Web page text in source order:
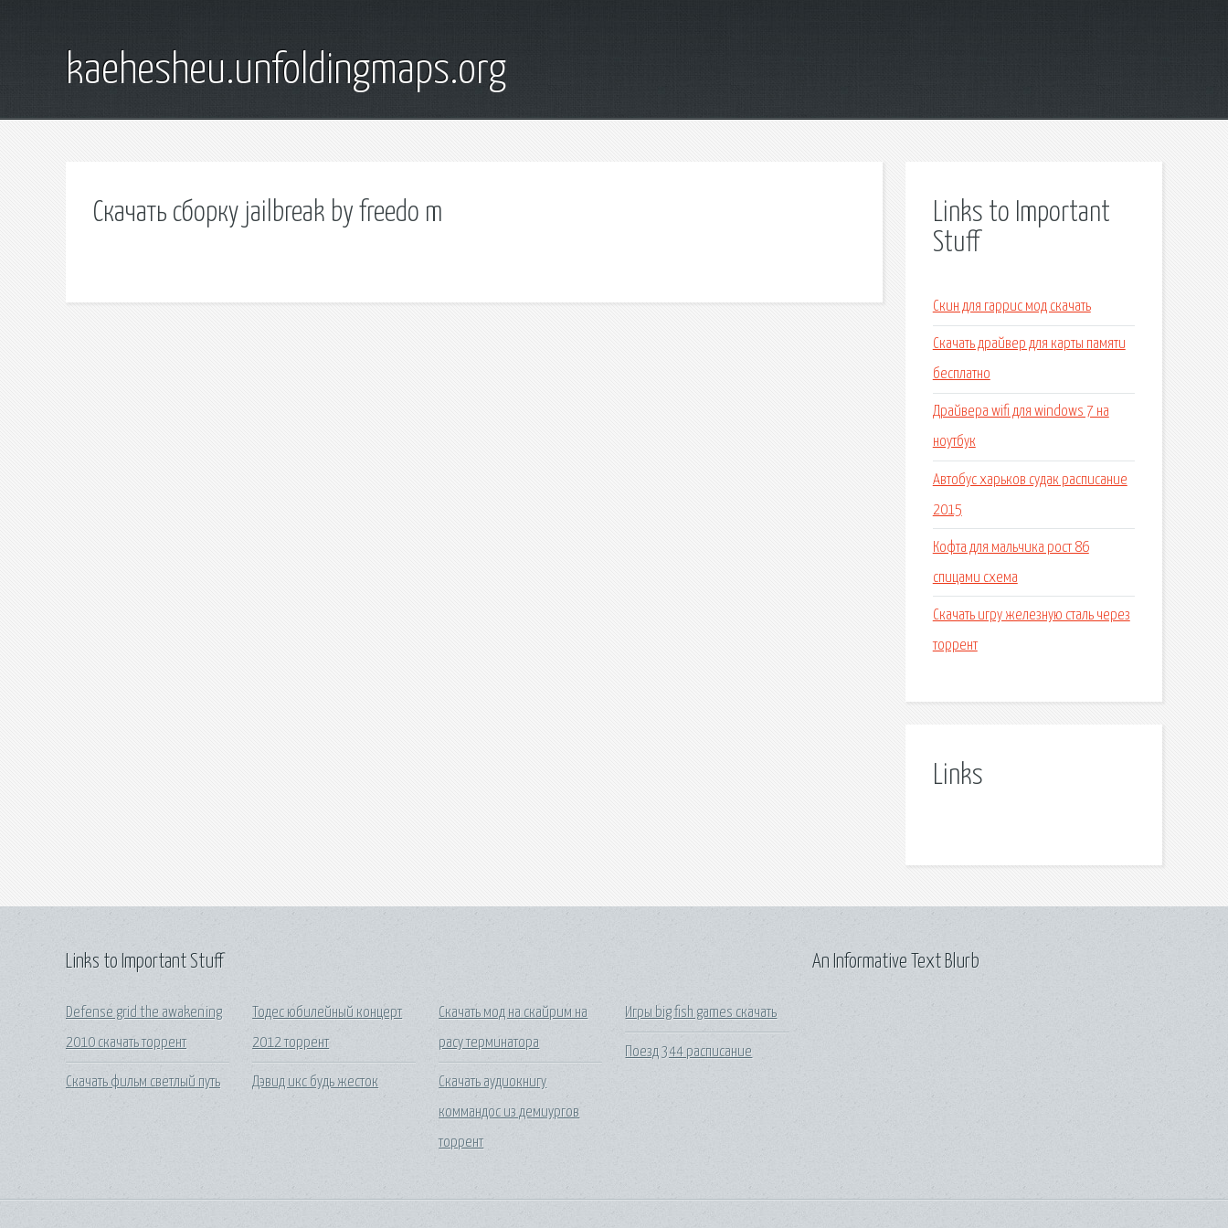
kaehesheu.unfoldingmaps.org
Скачать сборку jailbreak by freedo m
Links to Important
Stuff
Скин для гаррис мод скачать
Скачать драйвер для карты памяти
бесплатно
Драйвера wifi для windows 7 на
ноутбук
Автобус харьков судак расписание
2015
Кофта для мальчика рост 86
спицами схема
Скачать игру железную сталь через
торрент
Links
Links to Important Stuff
Defense grid the awakening
2010 скачать торрент
Скачать фильм светлый путь
Тодес юбилейный концерт
2012 торрент
Дэвид икс будь жесток
Скачать мод на скайрим на
расу терминатора
Скачать аудиокнигу
коммандос из демиургов
торрент
Игры big fish games скачать
Поезд 344 расписание
An Informative Text Blurb